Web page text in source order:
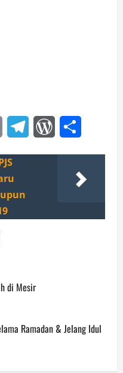
Print TelegramWordPress
di Mesir
Ramadan & Jelang Idul